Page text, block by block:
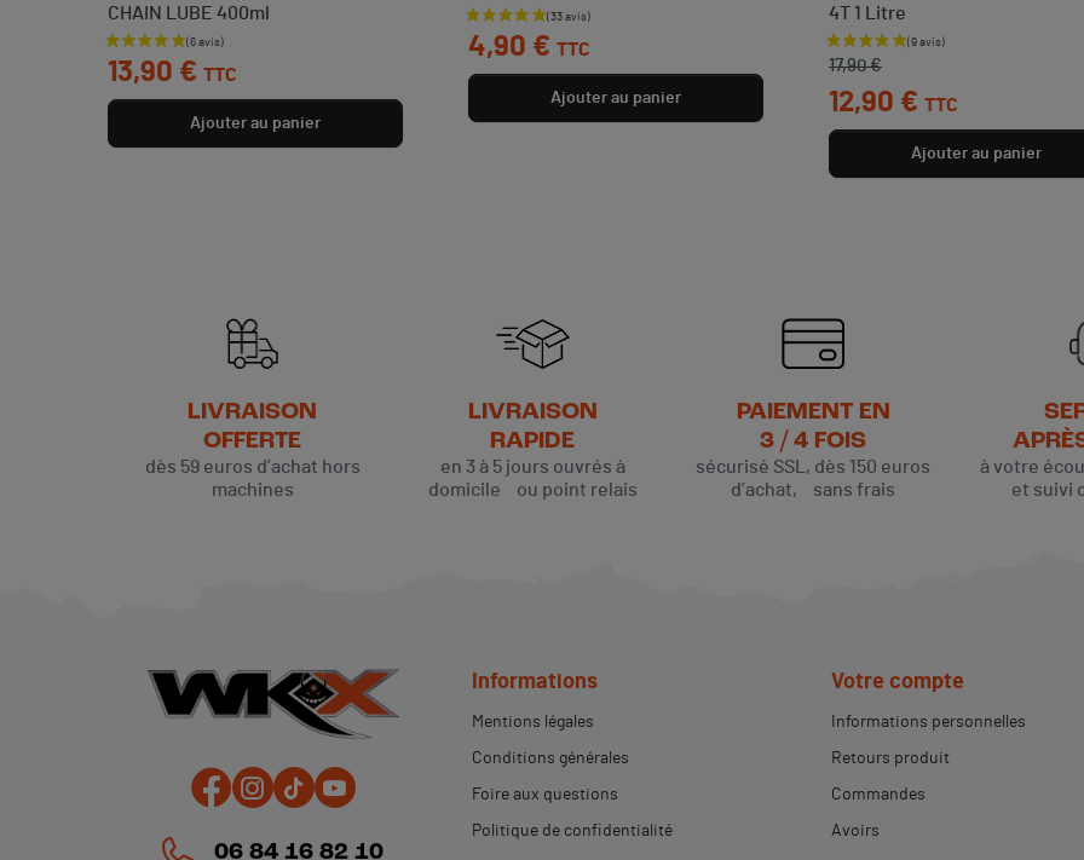
CHAIN LUBE 400ml
Prix
13,90 € TTC
Ajouter au panier
Prix
4,90 € TTC
Ajouter au panier
4T 1 Litre
Prix de base
17,90 €
Prix
12,90 € TTC
Ajouter au panier
LIVRAISON
OFFERTE
dès 59 euros d’achat hors
machines
LIVRAISON
RAPIDE
en 3 à 5 jours ouvrés à
domicile ou point relais
PAIEMENT EN
3 / 4 FOIS
sécurisé SSL, dès 150 euros
d’achat, sans frais
à votre
et suivi
06 84 16 82 10
Informations
Mentions légales
Conditions générales
Foire aux questions
Politique de confidentialité
Votre compte
Informations personnelles
Retours produit
Commandes
Avoirs